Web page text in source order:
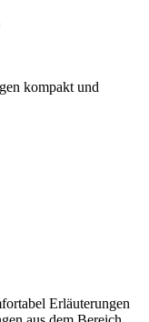
kompakt und
Erläuterungen